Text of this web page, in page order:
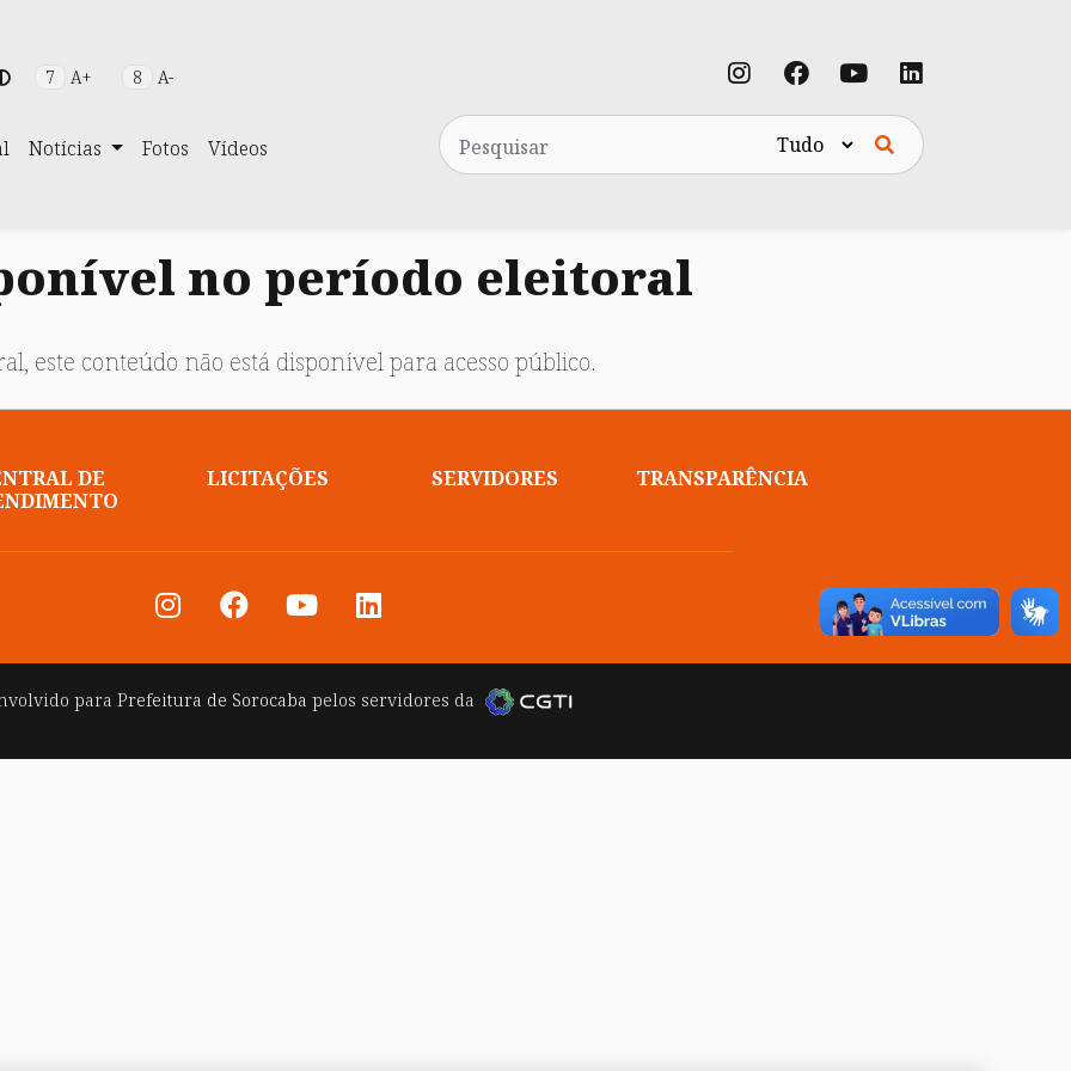
7 A+ 8 A-
Notícias Fotos Vídeos
Pesquisa
no período eleitoral
este conteúdo não está disponível para acesso público.
DE
LICITAÇÕES SERVIDORES TRANSPARÊNCIA
paraPrefeitura de Sorocaba pelos servidores da